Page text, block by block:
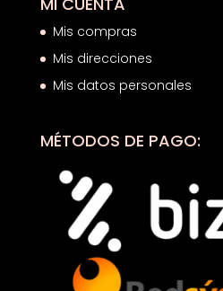
Mis compras
Mis direcciones
Mis datos personales
MÉTODOS DE PAGO: